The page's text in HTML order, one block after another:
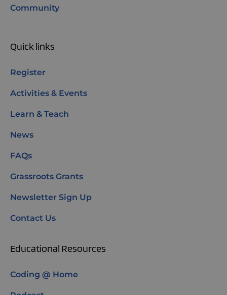
Community
Quick links
Register
Activities & Events
Learn & Teach
News
FAQs
Grassroots Grants
Newsletter Sign Up
Contact Us
Educational Resources
Coding @ Home